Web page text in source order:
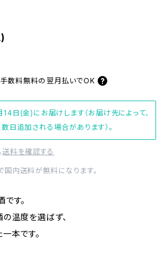
手数料無料の 翌月払いでOK
日(金)にお届けします（お届け先によって、
日追加される場合があります）。
送料を確認する
内送料が無料になります。
す。
温度を選ばず、
本です。